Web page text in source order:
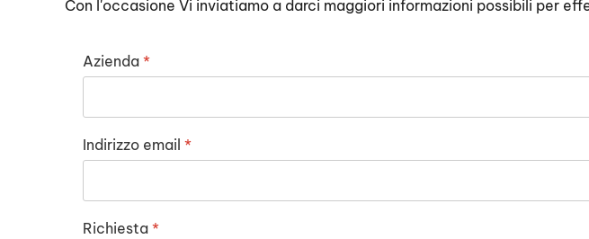
Con l'occasione Vi inviatiamo a darci maggiori informazioni possibili per
Azienda *
Indirizzo email *
Richiesta *